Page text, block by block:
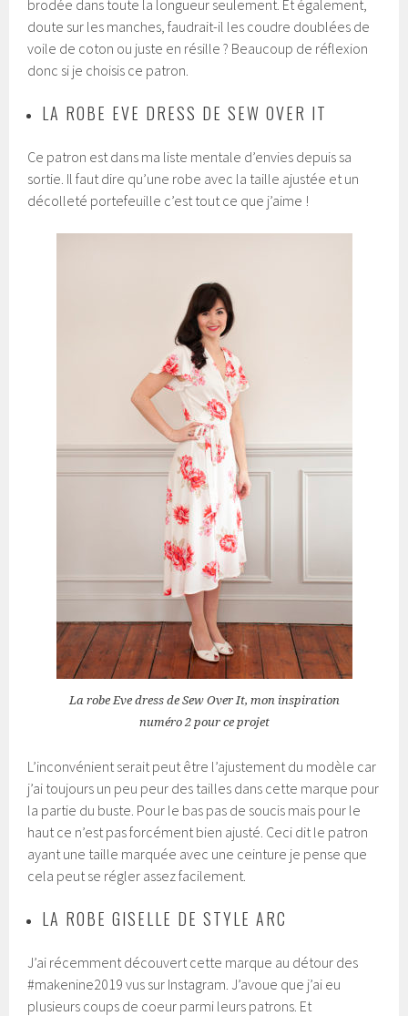
brodée dans toute la longueur seulement. Et également,
doute sur les manches, faudrait-il les coudre doublées de
voile de coton ou juste en résille ? Beaucoup de réflexion
donc si je choisis ce patron.
LA ROBE EVE DRESS DE SEW OVER IT
Ce patron est dans ma liste mentale d’envies depuis sa
sortie. Il faut dire qu’une robe avec la taille ajustée et un
décolleté portefeuille c’est tout ce que j’aime !
La robe Eve dress de Sew Over It, mon inspiration
numéro 2 pour ce projet
L’inconvénient serait peut être l’ajustement du modèle car
j’ai toujours un peu peur des tailles dans cette marque pour
la partie du buste. Pour le bas pas de soucis mais pour le
haut ce n’est pas forcément bien ajusté. Ceci dit le patron
ayant une taille marquée avec une ceinture je pense que
cela peut se régler assez facilement.
LA ROBE GISELLE DE STYLE ARC
J’ai récemment découvert cette marque au détour des
#makenine2019 vus sur Instagram. J’avoue que j’ai eu
plusieurs coups de coeur parmi leurs patrons. Et